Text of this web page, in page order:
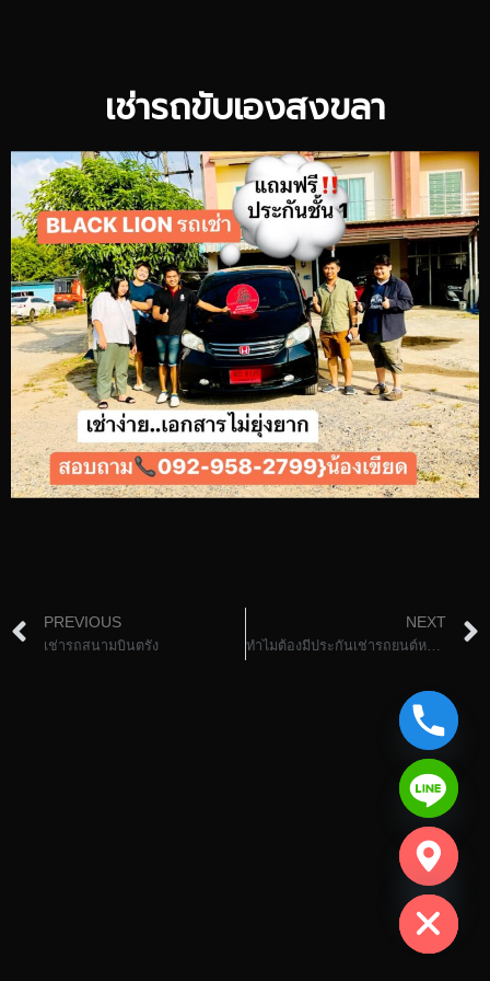
เช่ารถขับเองสงขลา
PREVIOUS
เช่ารถสนามบินตรัง
NEXT
ทำไมต้องมีประกันเช่ารถยนต์หาดใหญ่ ขั้น1 2 3
Hide
chaty